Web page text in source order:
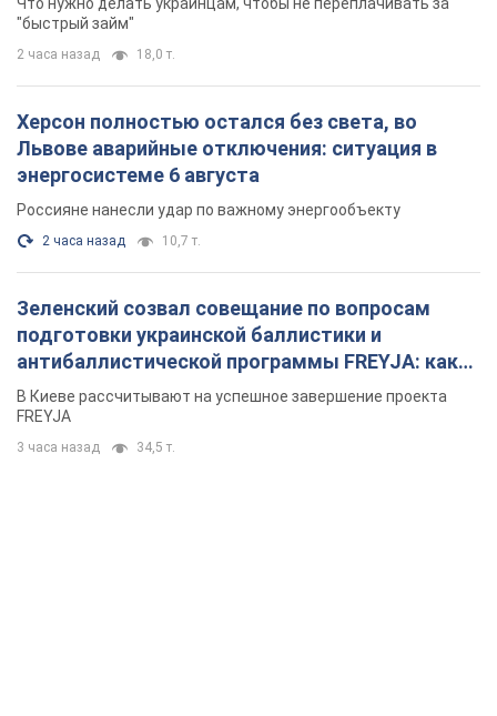
"быстрый займ"
2 часа назад 18,0 т.
Херсон полностью остался без света, во
Львове аварийные отключения: ситуация в
энергосистеме 6 августа
Россияне нанесли удар по важному энергообъекту
2 часа назад 10,7 т.
Зеленский созвал совещание по вопросам
подготовки украинской баллистики и
антибаллистической программы FREYJA: какие
решения готовятся
В Киеве рассчитывают на успешное завершение проекта
FREYJA
3 часа назад 34,5 т.